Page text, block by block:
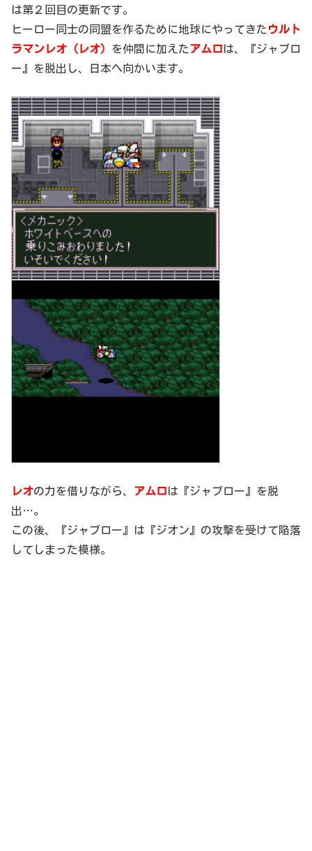
は第２回目の更新です。
ヒーロー同士の同盟を作るために地球にやってきた ウルト
ラマンレオ（レオ） を仲間に加えたアムロ は、『ジャブロ
ー』を脱出し、日本へ向かいます。
レオの力を借りながら、 アムロ は『ジャブロー』を脱
出…。
この後、『ジャブロー』は『ジオン』の攻撃を受けて陥落
してしまった模様。